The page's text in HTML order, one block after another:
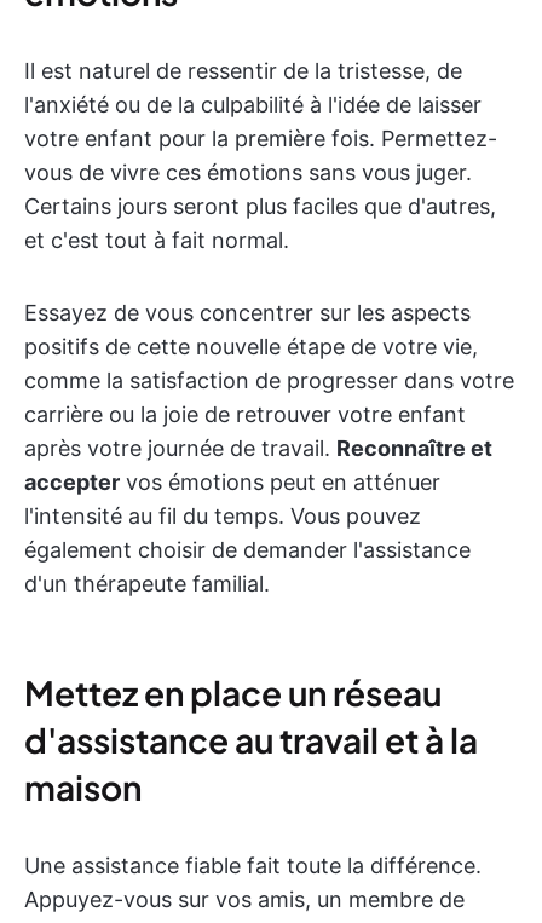
Il est naturel de ressentir de la tristesse, de
l'anxiété ou de la culpabilité à l'idée de laisser
votre enfant pour la première fois. Permettez-
vous de vivre ces émotions sans vous juger.
Certains jours seront plus faciles que d'autres,
et c'est tout à fait normal.
Essayez de vous concentrer sur les aspects
positifs de cette nouvelle étape de votre vie,
comme la satisfaction de progresser dans votre
carrière ou la joie de retrouver votre enfant
après votre journée de travail. Reconnaître et
accepter vos émotions peut en atténuer
l'intensité au fil du temps. Vous pouvez
également choisir de demander l'assistance
d'un thérapeute familial.
Mettez en place un réseau
d'assistance au travail et à la
maison
Une assistance fiable fait toute la différence.
Appuyez-vous sur vos amis, un membre de